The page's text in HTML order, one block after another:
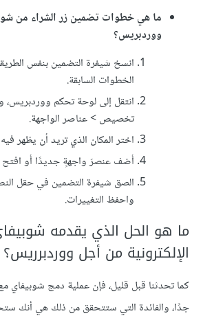
ما هي خطوات تضمين زر الشراء من
ووردبريس؟
انسخ شيفرة التضمين بنفس
الخطوات السابقة.
انتقل إلى لوحة تحكم ووردبريس،
تخصيص > عناصر الواجهة.
اختر المكان الذي تريد أن يظهر
أضف عنصرَ واجهةٍ جديدًا أو افتح
الصق شيفرة التضمين في حقل
واحفظ التغييرات.
ما هو الحل الذي يقدمه
الإلكترونية من أجل ووردبرريس؟
كما تحدثنا قبل قليل، فإن عملية دمج
جدًا، والفائدة التي ستتحقق من ذلك هي أنك